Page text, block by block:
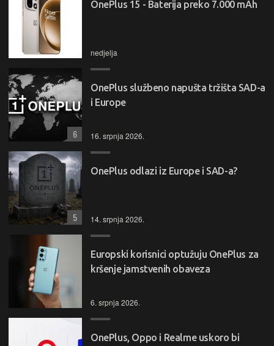
OnePlus 15 - Baterija preko 7.000 mAh
nedjelja
OnePlus službeno napušta tržišta SAD-a
i Europe
16. srpnja 2026.
6
OnePlus odlazi iz Europe i SAD-a?
14. srpnja 2026.
5
Europski korisnici optužuju OnePlus za
kršenje jamstvenih obaveza
6. srpnja 2026.
OnePlus, Oppo i Realme uskoro bi